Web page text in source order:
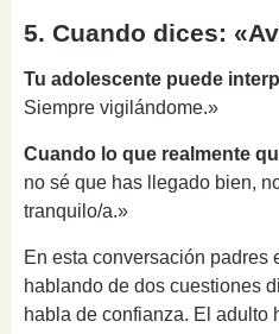
5. Cuando dices:
Tu adolescente puede
Siempre vigilándome.»
Cuando lo que realmente
no sé que has llegado bien,
tranquilo/a.»
En esta conversación padres
hablando de dos cuestiones
habla de confianza. El adulto